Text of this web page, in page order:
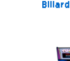
Billard